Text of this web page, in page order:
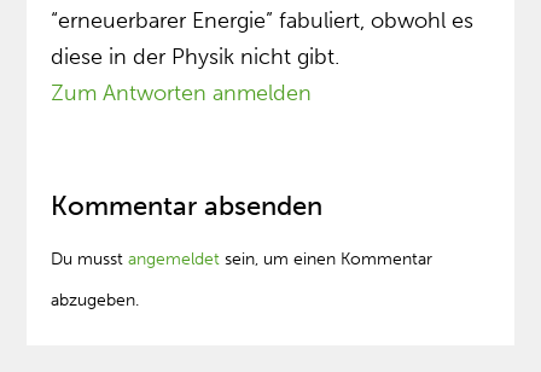
“erneuerbarer Energie” fabuliert, obwohl es
diese in der Physik nicht gibt.
Zum Antworten anmelden
Kommentar absenden
Du musstangemeldet sein, um einen Kommentar
abzugeben.